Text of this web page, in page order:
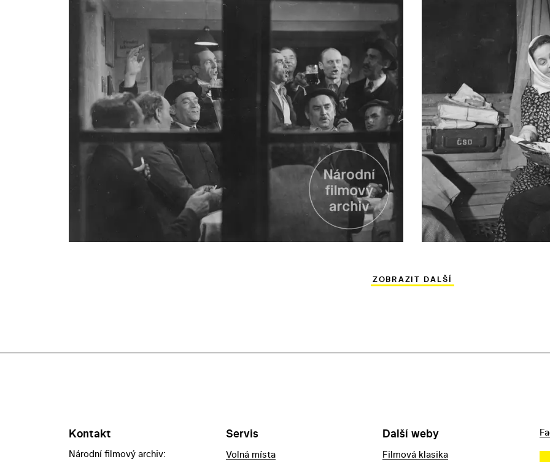
ZOBRAZIT DALŠÍ
Kontakt
Národní filmový archiv:
Servis
Volná místa
Další weby
Filmová klasika